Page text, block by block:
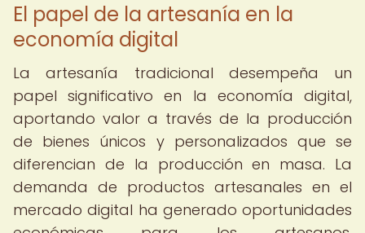
El papel de la artesanía en la
economía digital
La artesanía tradicional desempeña un
papel significativo en la economía digital,
aportando valor a través de la producción
de bienes únicos y personalizados que se
diferencian de la producción en masa. La
demanda de productos artesanales en el
mercado digital ha generado oportunidades